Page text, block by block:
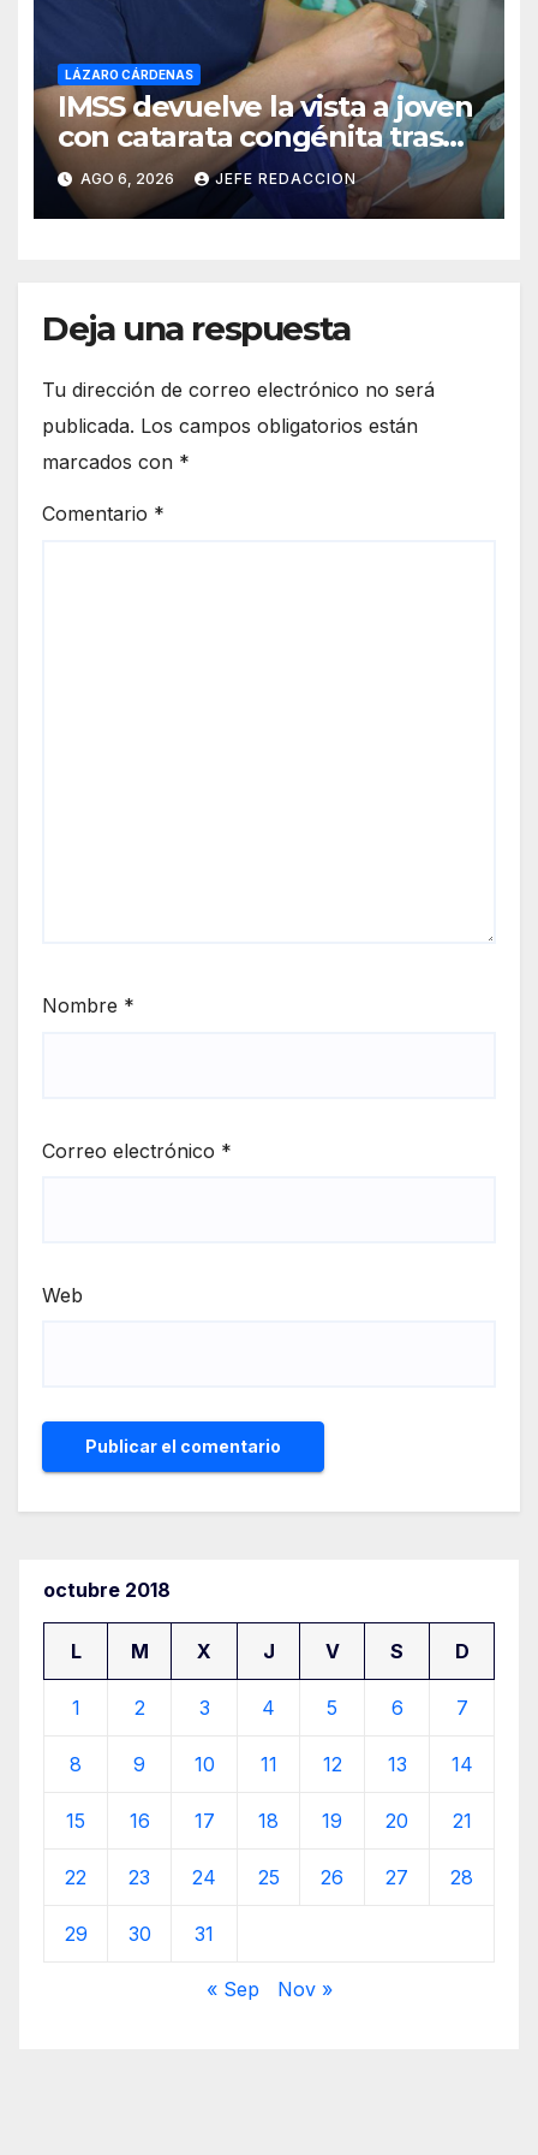
LÁZARO CÁRDENAS
IMSS devuelve la vista a joven
con catarata congénita tras
23 años de limitación visual
AGO 6, 2026 JEFE REDACCION
Deja una respuesta
Tu dirección de correo electrónico no será
publicada. Los campos obligatorios están
marcados con *
Comentario *
Nombre *
Correo electrónico *
Web
octubre 2018
L M X J V S D
1 2 3 4 5 6 7
8 9 10 11 12 13 14
15 16 17 18 19 20 21
22 23 24 25 26 27 28
29 30 31
« Sep Nov »